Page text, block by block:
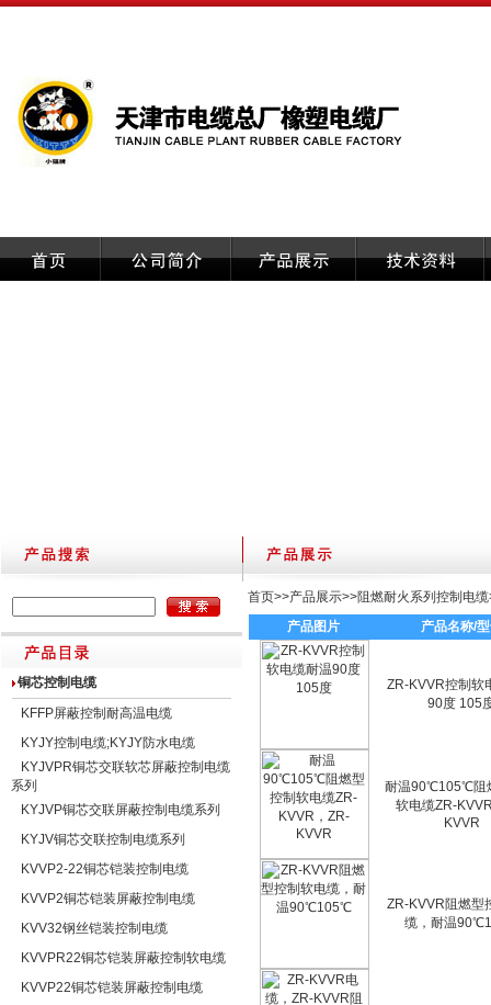
铜芯控制电缆
KFFP屏蔽控制耐高温电缆
KYJY控制电缆;KYJY防水电缆
KYJVPR铜芯交联软芯屏蔽控制电缆
系列
KYJVP铜芯交联屏蔽控制电缆系列
KYJV铜芯交联控制电缆系列
KVVP2-22铜芯铠装控制电缆
KVVP2铜芯铠装屏蔽控制电缆
KVV32钢丝铠装控制电缆
KVVPR22铜芯铠装屏蔽控制软电缆
KVVP22铜芯铠装屏蔽控制电缆
首页>>产品展示>>阻燃耐火系列控制电缆
产品图片
产品名称/
ZR-KVVR控制软
90度 105
耐温90℃105℃阻
软电缆ZR-
KVVR
ZR-KVVR阻燃型
缆，耐温